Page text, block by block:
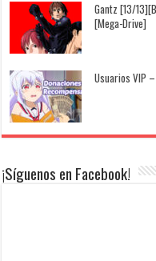
Gantz [13/
[Mega-Drive]
Usuarios VIP
¡Síguenos en Facebook!